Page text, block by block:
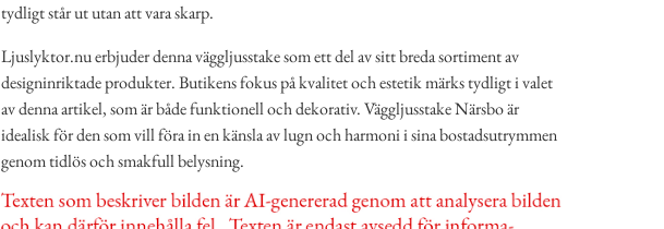
tydligt står ut utan att vara skarp.
Ljuslyktor.nu erbjuder denna väggljusstake som ett del av sitt breda sortiment av
designinriktade produkter. Butikens fokus på kvalitet och estetik märks tydligt i valet
av denna artikel, som är både funktionell och dekorativ. Väggljusstake Närsbo är
idealisk för den som vill föra in en känsla av lugn och harmoni i sina bostadsutrymmen
genom tidlös och smakfull belysning.